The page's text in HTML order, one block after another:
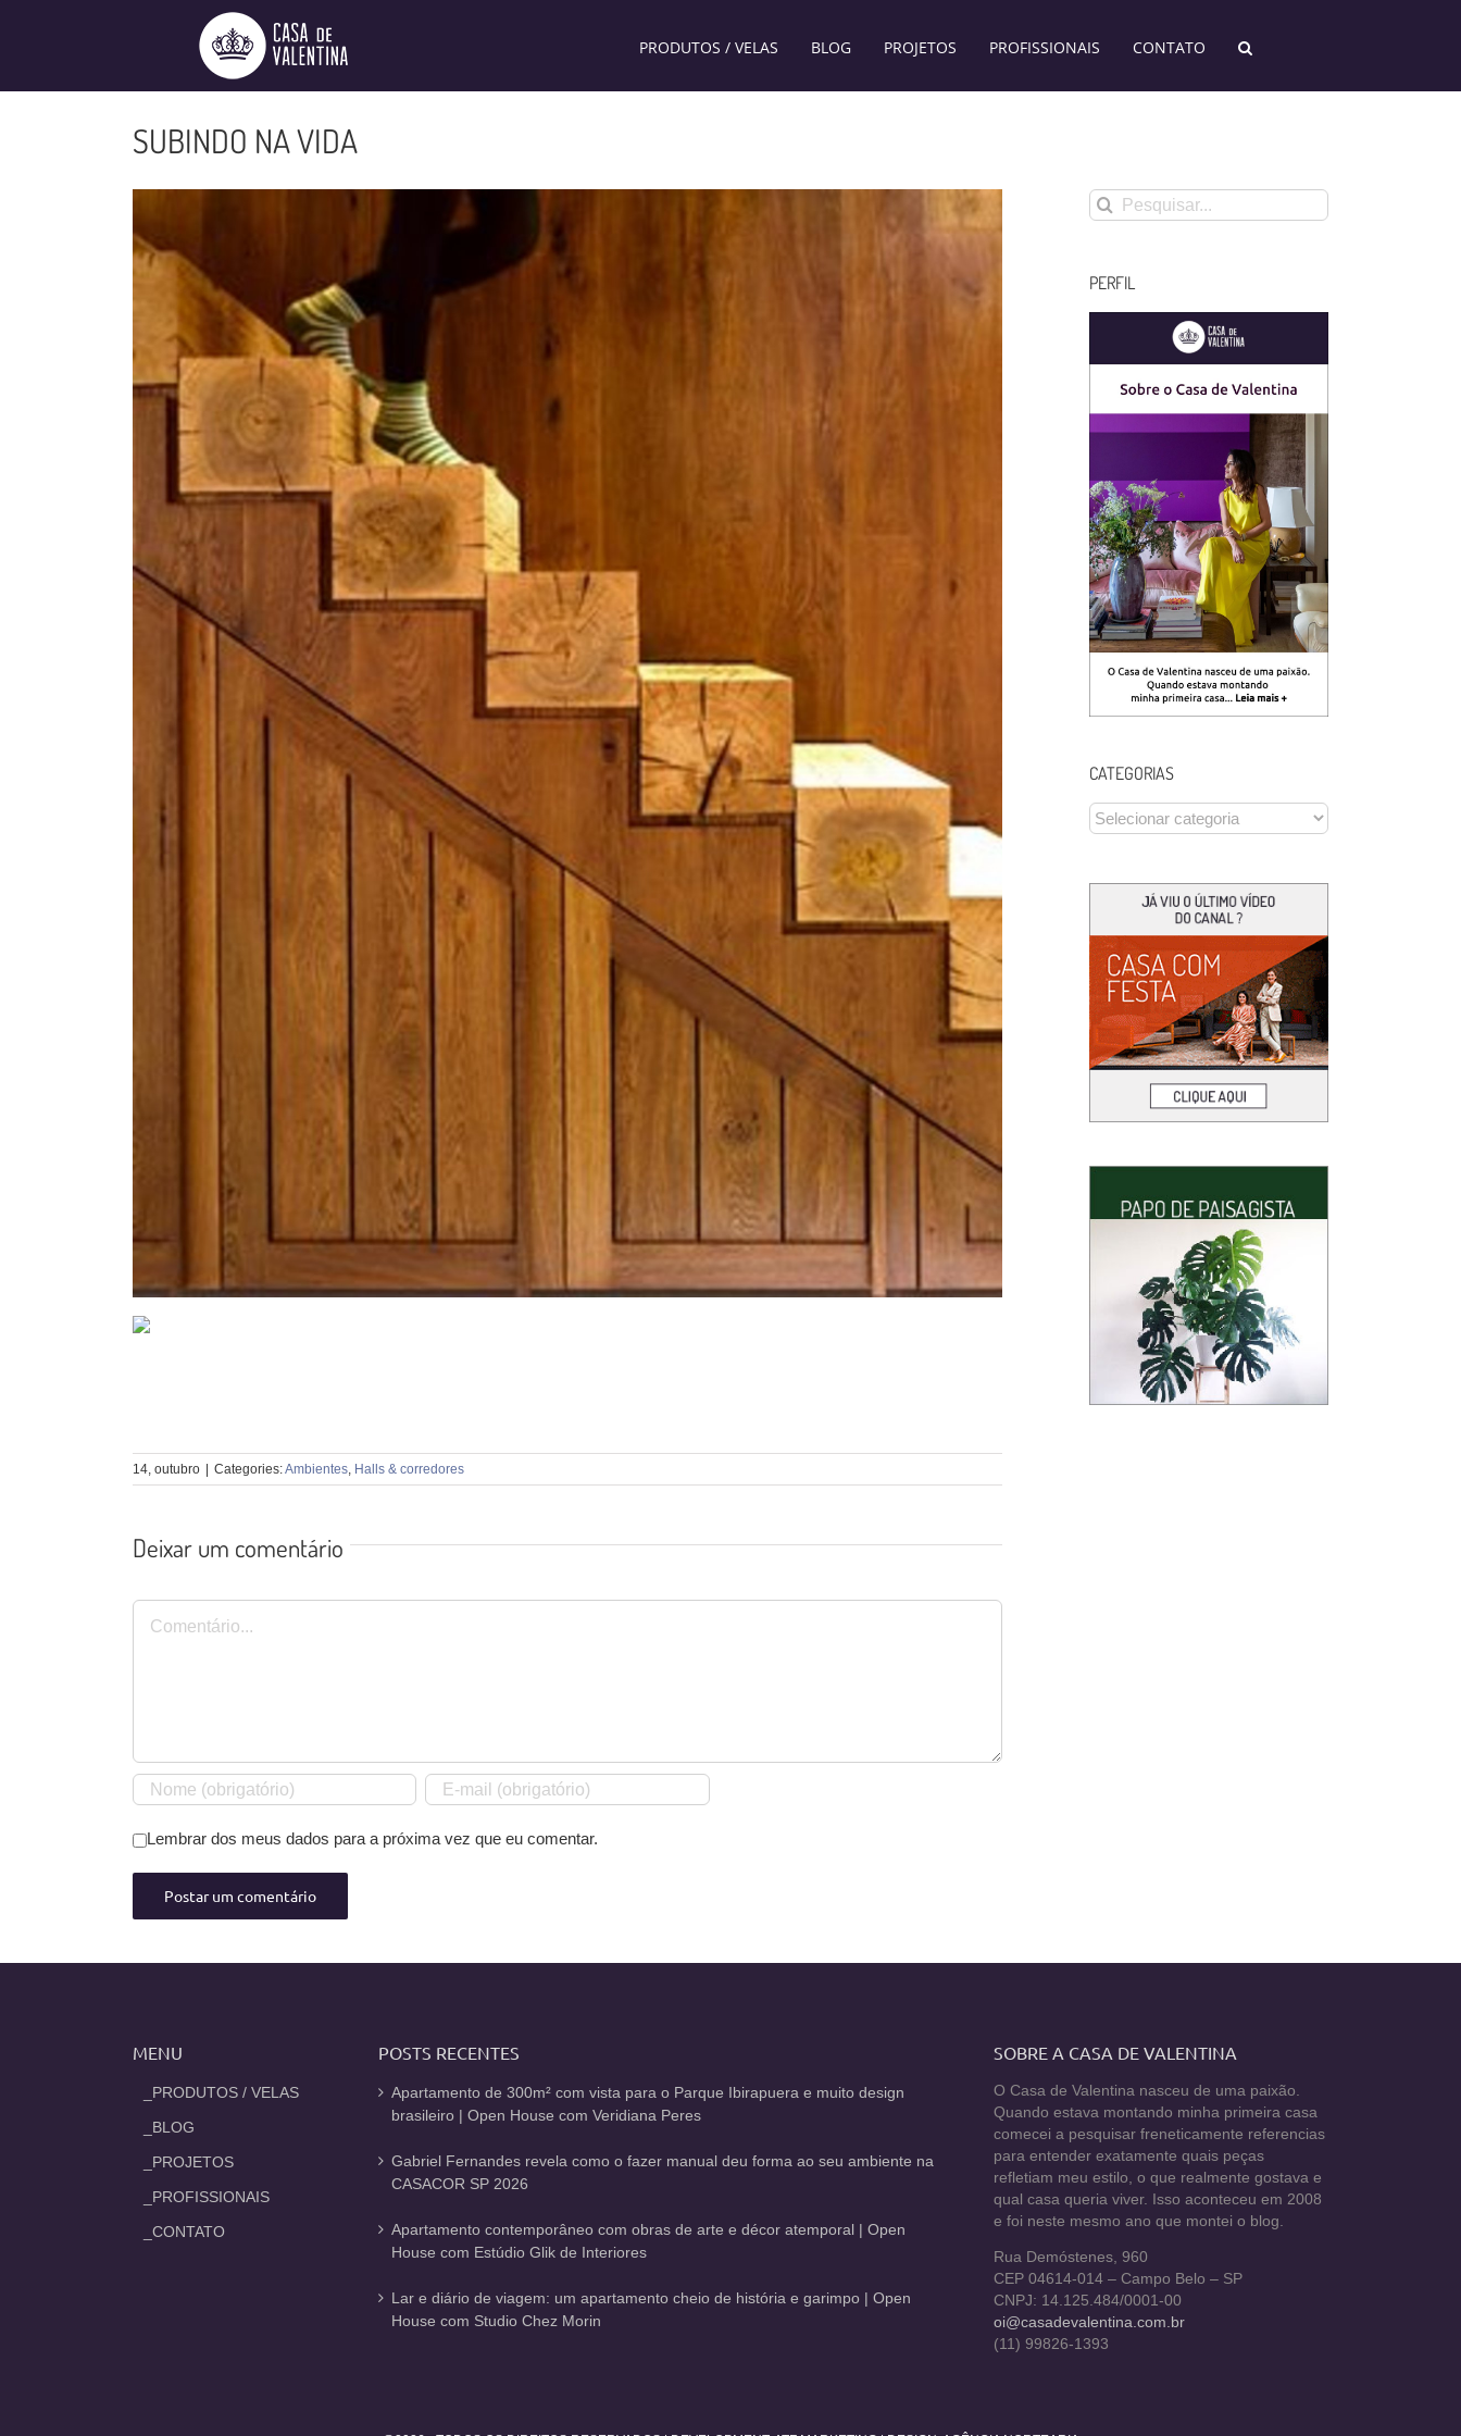
PRODUTOS / VELAS BLOG PROJETOS PROFISSIONAIS CONTATO
SUBINDO NA VIDA
14, outubro Categories:Ambientes, Halls & corredores
Deixar um comentário
Comentário
Lembrar dos meus dados para a próxima vez que eu comentar.
Buscar
resultados
PERFIL
CATEGORIAS
CATEGORIAS
MENU
_PRODUTOS / VELAS
_BLOG
_PROJETOS
_PROFISSIONAIS
_CONTATO
POSTS RECENTES
Apartamento de 300m² com vista para o Parque Ibirapuera e muito design
brasileiro | Open House com Veridiana Peres
Gabriel Fernandes revela como o fazer manual deu forma ao seu ambiente na
CASACOR SP 2026
Apartamento contemporâneo com obras de arte e décor atemporal | Open
House com Estúdio Glik de Interiores
Lar e diário de viagem: um apartamento cheio de história e garimpo | Open
House com Studio Chez Morin
SOBRE A CASA DE VALENTINA
O Casa de Valentina nasceu de uma paixão.
Quando estava montando minha primeira casa
comecei a pesquisar freneticamente referencias
para entender exatamente quais peças
refletiam meu estilo, o que realmente gostava e
qual casa queria viver. Isso aconteceu em 2008
e foi neste mesmo ano que montei o blog.
Rua Demóstenes, 960
CEP 04614-014 – Campo Belo – SP
CNPJ: 14.125.484/0001-00
oi@casadevalentina.com.br
(11) 99826-1393